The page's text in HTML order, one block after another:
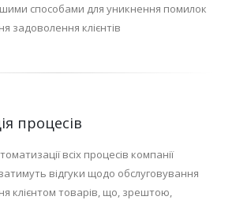
способами для уникнення помилок
задоволення клієнтів
процесів
всіх процесів компанії
відгуки щодо обслуговування
клієнтом товарів, що, зрештою,